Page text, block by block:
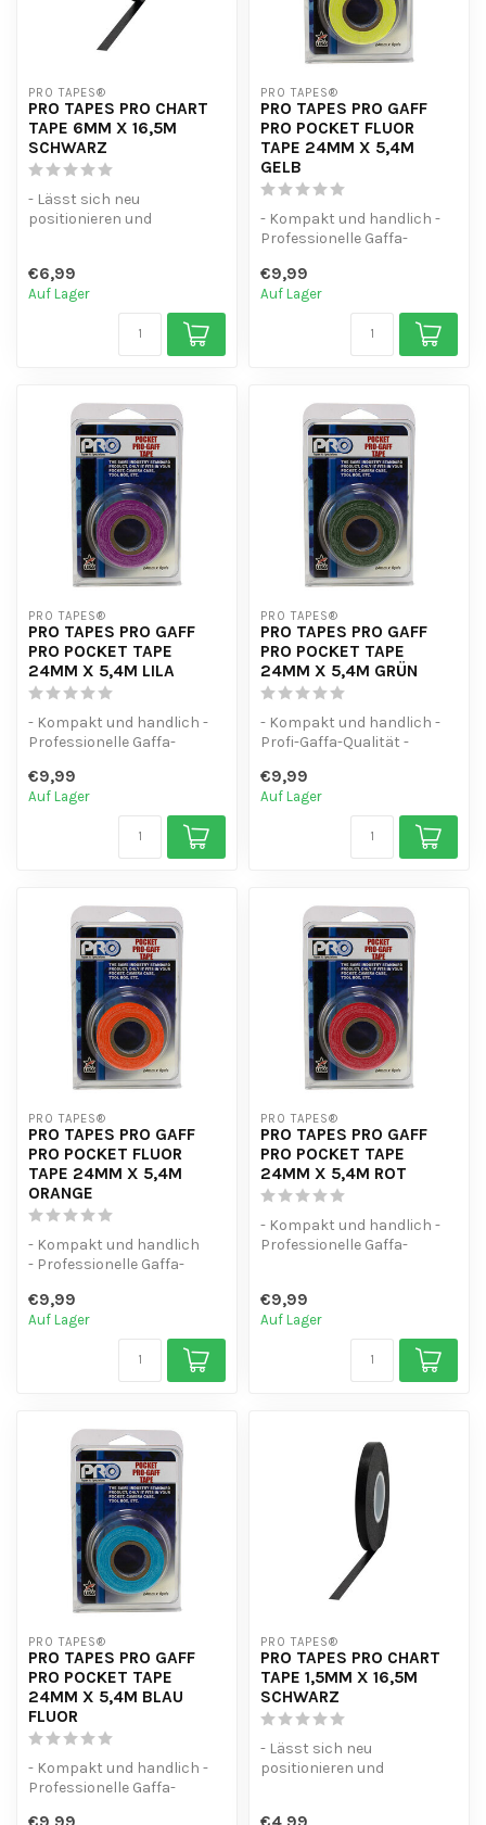
PRO TAPES®
PRO TAPES PRO CHART
TAPE 6MM X 16,5M
SCHWARZ
- Lässt sich neu
positionieren und
€6,99
Auf Lager
PRO TAPES®
PRO TAPES PRO GAFF
PRO POCKET FLUOR
TAPE 24MM X 5,4M
GELB
- Kompakt und handlich -
Professionelle Gaffa-
einsetzbar
€9,99
Auf Lager
PRO TAPES®
PRO TAPES PRO GAFF
PRO POCKET TAPE
24MM X 5,4M LILA
- Kompakt und handlich -
Professionelle Gaffa-
einsetzbar
€9,99
Auf Lager
PRO TAPES®
PRO TAPES PRO GAFF
PRO POCKET TAPE
24MM X 5,4M GRÜN
- Kompakt und handlich -
Profi-Gaffa-Qualität -
€9,99
Auf Lager
PRO TAPES®
PRO TAPES PRO GAFF
PRO POCKET FLUOR
TAPE 24MM X 5,4M
ORANGE
- Kompakt und handlich
- Professionelle Gaffa-
- Vielseitig einsetzbar
€9,99
Auf Lager
PRO TAPES®
PRO TAPES PRO GAFF
PRO POCKET TAPE
24MM X 5,4M ROT
- Kompakt und handlich -
Professionelle Gaffa-
€9,99
Auf Lager
PRO TAPES®
PRO TAPES PRO GAFF
PRO POCKET TAPE
24MM X 5,4M BLAU
FLUOR
- Kompakt und handlich -
Professionelle Gaffa-
PRO TAPES®
PRO TAPES PRO CHART
TAPE 1,5MM X 16,5M
SCHWARZ
- Lässt sich neu
positionieren und